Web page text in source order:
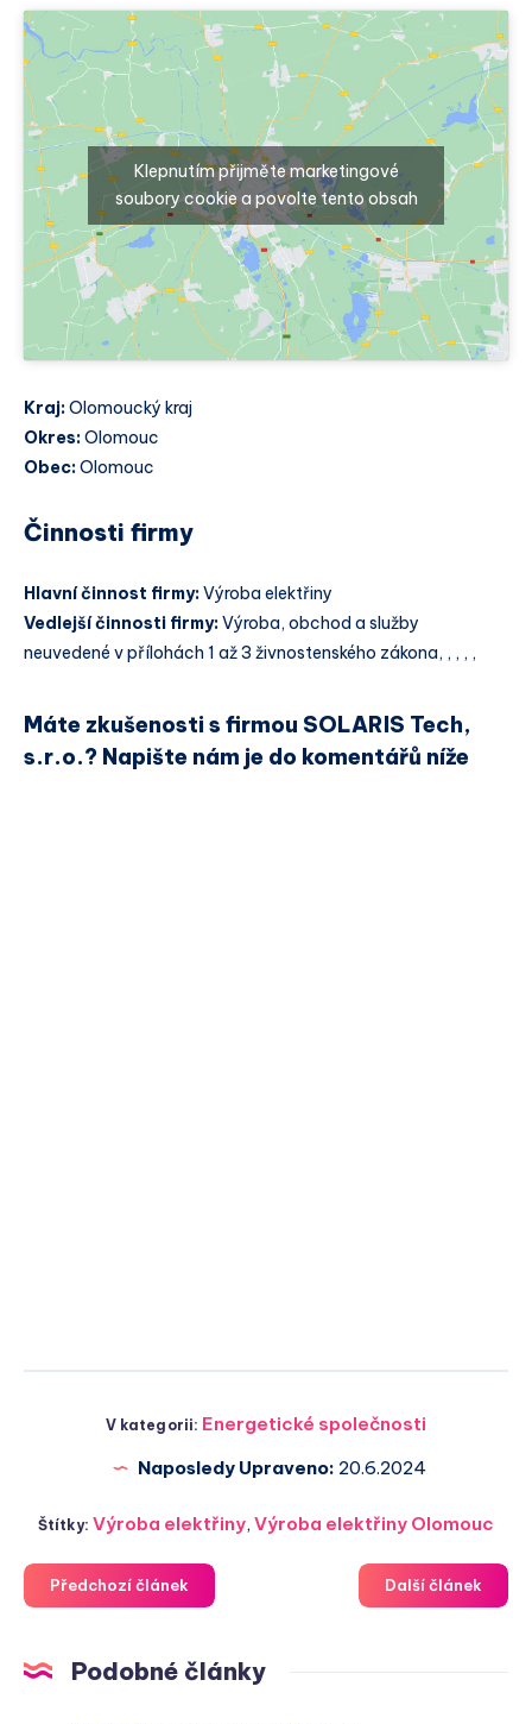
Klepnutím přijměte marketingové
soubory cookie a povolte tento obsah
Kraj:Olomoucký kraj
Okres:Olomouc
Obec:Olomouc
Činnosti firmy
Hlavní činnost firmy:Výroba elektřiny
Vedlejší činnosti firmy:Výroba, obchod a služby
neuvedené v přílohách 1 až 3 živnostenského zákona, , , , ,
Máte zkušenosti s firmou SOLARIS Tech,
s.r.o.? Napište nám je do komentářů níže
V kategorii: Energetické společnosti
Naposledy Upraveno: 20.6.2024
Štítky:Výroba elektřiny,Výroba elektřiny Olomouc
Předchozí článek Další článek
Podobné články